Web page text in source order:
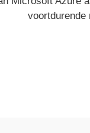
voortdurende